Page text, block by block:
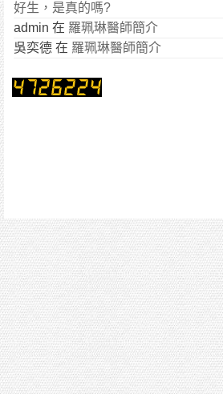
好生，是真的嗎?
admin 在 羅珮琳醫師簡介
吳奕德 在 羅珮琳醫師簡介